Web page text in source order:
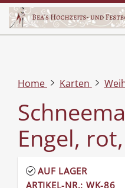
Home Karten
Engel,
AUF LAGER
ARTIKEL-NR.: WK-86